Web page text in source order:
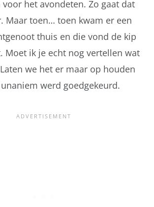
het avondeten. Zo gaat dat
Maar toen… toen kwam er een
thuis en die vond de kip
Moet ik je echt nog vertellen wat
we het er maar op houden
werd goedgekeurd.